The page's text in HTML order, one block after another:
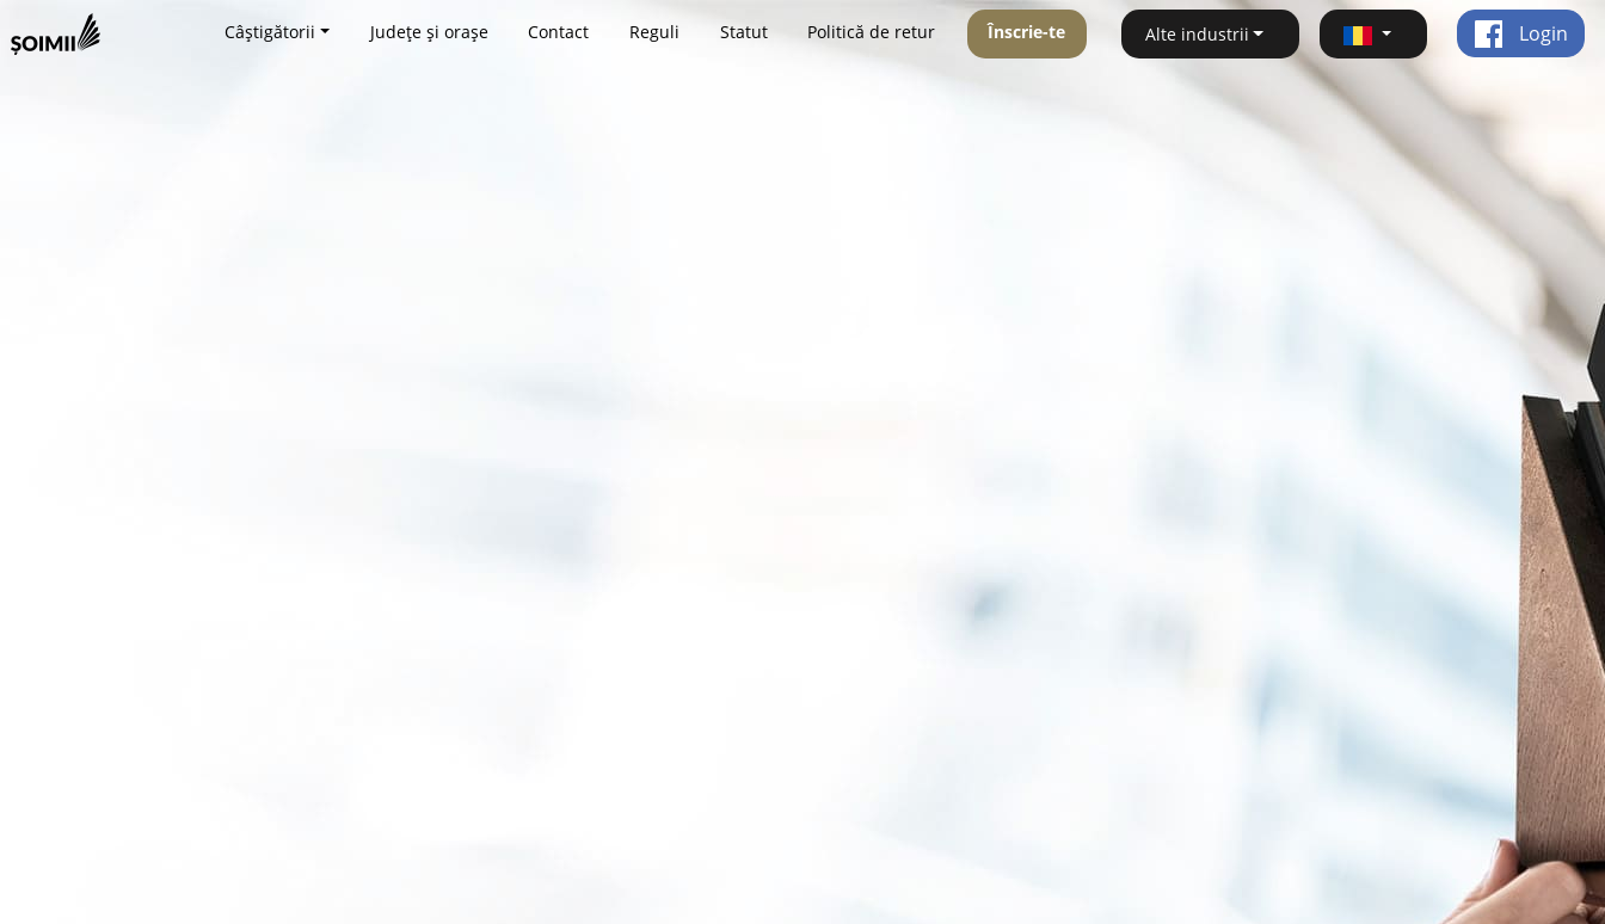
Câștigătorii Județe și orașe Contact Reguli Statut Politică de retur Înscrie-te Alte industrii Login